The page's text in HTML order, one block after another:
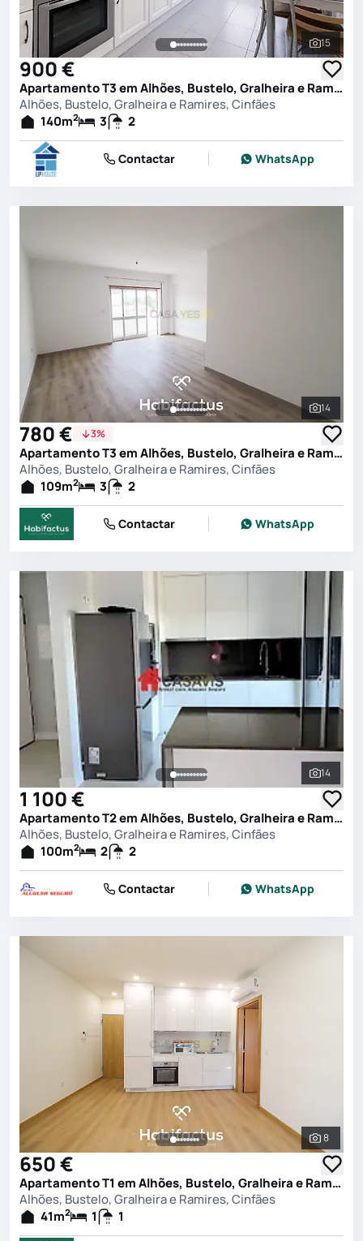
Ver
15
900 €
Apartamento T3 em Alhões, Bustelo, Gralheira e Ramires, Cinfães
Alhões, Bustelo, Gralheira e Ramires, Cinfães
140m2 3 2
Contactar WhatsApp
Ver
14
780 € 3%
Apartamento T3 em Alhões, Bustelo, Gralheira e Ramires, Cinfães
Alhões, Bustelo, Gralheira e Ramires, Cinfães
109m2 3 2
Contactar WhatsApp
Ver
14
1 100 €
Apartamento T2 em Alhões, Bustelo, Gralheira e Ramires, Cinfães
Alhões, Bustelo, Gralheira e Ramires, Cinfães
100m2 2 2
Contactar WhatsApp
Ver
8
650 €
Apartamento T1 em Alhões, Bustelo, Gralheira e Ramires, Cinfães
Alhões, Bustelo, Gralheira e Ramires, Cinfães
41m2 1 1